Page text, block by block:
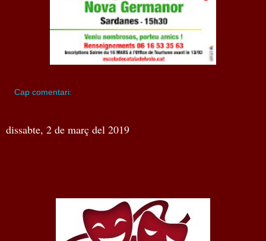
Cap comentari:
dissabte, 2 de març del 2019